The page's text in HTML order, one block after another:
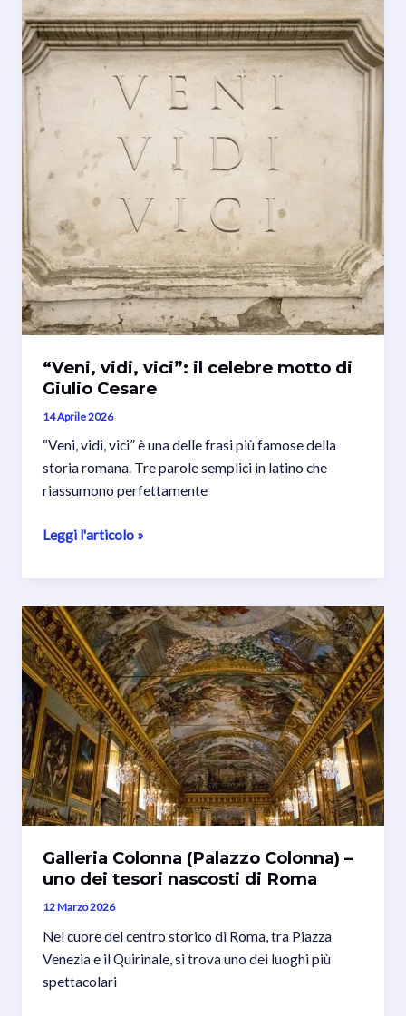
leggenda
più
famosa
di
“Veni, vidi, vici”: il celebre motto di
Giulio Cesare
14 Aprile 2026
“Veni, vidi, vici” è una delle frasi più famose della
storia romana. Tre parole semplici in latino che
riassumono perfettamente
“Veni,
celebre
motto
di
Giulio
Cesare
Leggi l'articolo »
Galleria Colonna (Palazzo Colonna) –
uno dei tesori nascosti di Roma
12 Marzo 2026
Nel cuore del centro storico di Roma, tra Piazza
Venezia e il Quirinale, si trova uno dei luoghi più
spettacolari